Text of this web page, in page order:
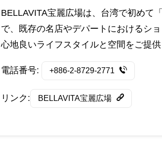
BELLAVITA宝麗広場は、台湾で初めて
で、既存の名店やデパートにおけるシ
心地良いライフスタイルと空間をご提供
電話番号: +886-2-8729-2771
リンク: BELLAVITA宝麗広場